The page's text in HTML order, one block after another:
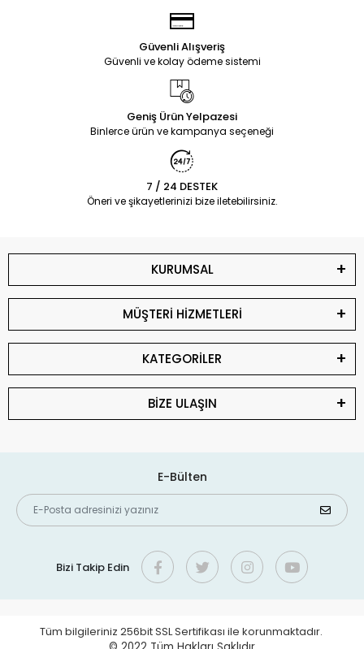
Güvenli Alışveriş
Güvenli ve kolay ödeme sistemi
Geniş Ürün Yelpazesi
Binlerce ürün ve kampanya seçeneği
7 / 24 DESTEK
Öneri ve şikayetlerinizi bize iletebilirsiniz.
KURUMSAL
MÜŞTERİ HİZMETLERİ
KATEGORİLER
BİZE ULAŞIN
E-Bülten
Bizi Takip Edin
Tüm bilgileriniz 256bit SSL Sertifikası ile korunmaktadır.